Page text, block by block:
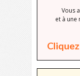
Vous
et à une